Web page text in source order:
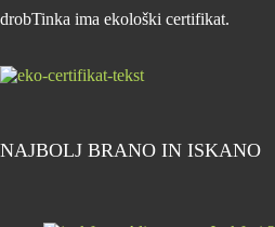
drobTinka ima ekološki certifikat.
NAJBOLJ BRANO IN ISKANO